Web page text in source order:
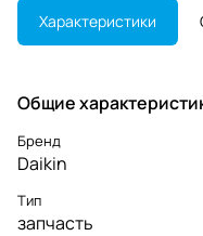
Характеристики
Общие
Бренд
Daikin
Тип
запчасть